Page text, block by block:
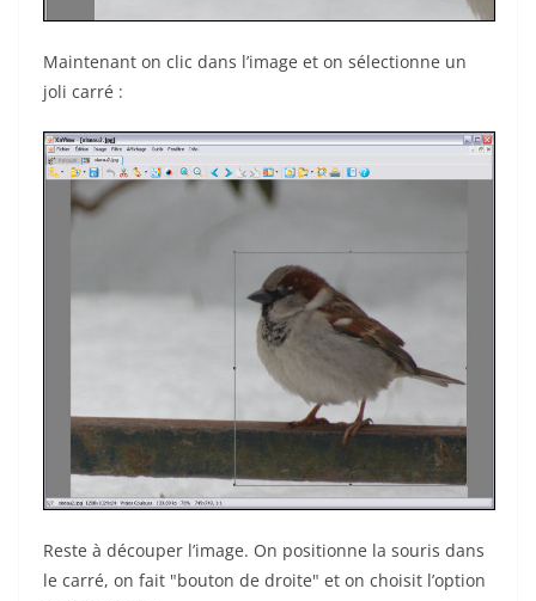
Maintenant on clic dans l’image et on sélectionne un
joli carré :
Reste à découper l’image. On positionne la souris dans
le carré, on fait "bouton de droite" et on choisit l’option